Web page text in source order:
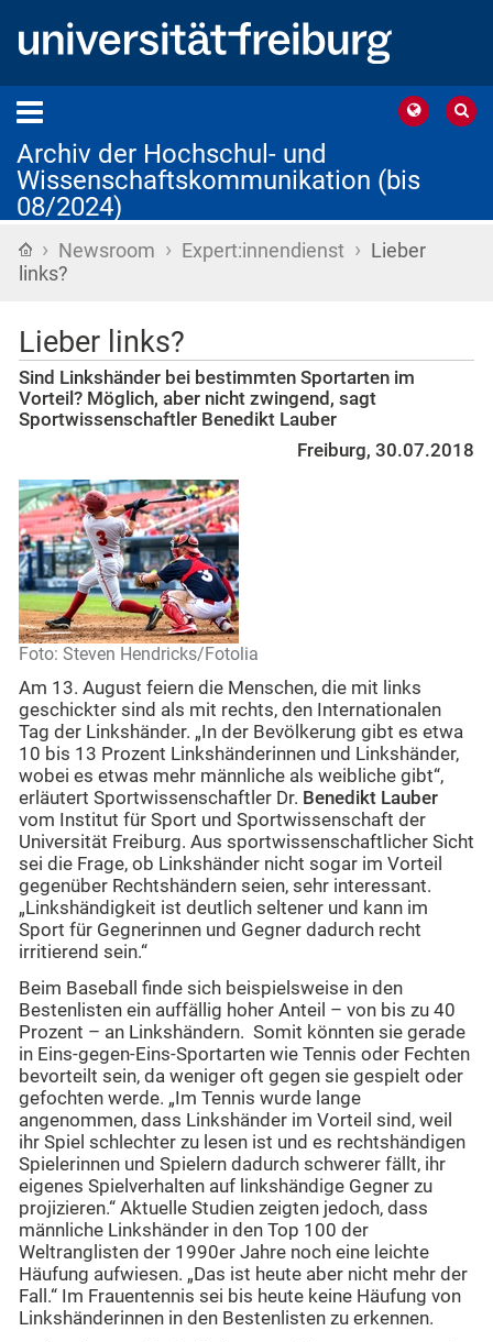
Archiv der Hochschul- und
Wissenschaftskommunikation (bis
08/2024)
Startseite
› Newsroom › Expert:innendienst › Lieber
links?
Lieber links?
Sind Linkshänder bei bestimmten Sportarten im
Vorteil? Möglich, aber nicht zwingend, sagt
Sportwissenschaftler Benedikt Lauber
Freiburg, 30.07.2018
Foto: Steven Hendricks/Fotolia
Am 13. August feiern die Menschen, die mit links
geschickter sind als mit rechts, den Internationalen
Tag der Linkshänder. „In der Bevölkerung gibt es etwa
10 bis 13 Prozent Linkshänderinnen und Linkshänder,
wobei es etwas mehr männliche als weibliche gibt“,
erläutert Sportwissenschaftler Dr. Benedikt Lauber
vom Institut für Sport und Sportwissenschaft der
Universität Freiburg. Aus sportwissenschaftlicher Sicht
sei die Frage, ob Linkshänder nicht sogar im Vorteil
gegenüber Rechtshändern seien, sehr interessant.
„Linkshändigkeit ist deutlich seltener und kann im
Sport für Gegnerinnen und Gegner dadurch recht
irritierend sein.“
Beim Baseball finde sich beispielsweise in den
Bestenlisten ein auffällig hoher Anteil – von bis zu 40
Prozent – an Linkshändern. Somit könnten sie gerade
in Eins-gegen-Eins-Sportarten wie Tennis oder Fechten
bevorteilt sein, da weniger oft gegen sie gespielt oder
gefochten werde. „Im Tennis wurde lange
angenommen, dass Linkshänder im Vorteil sind, weil
ihr Spiel schlechter zu lesen ist und es rechtshändigen
Spielerinnen und Spielern dadurch schwerer fällt, ihr
eigenes Spielverhalten auf linkshändige Gegner zu
projizieren.“ Aktuelle Studien zeigten jedoch, dass
männliche Linkshänder in den Top 100 der
Weltranglisten der 1990er Jahre noch eine leichte
Häufung aufwiesen. „Das ist heute aber nicht mehr der
Fall.“ Im Frauentennis sei bis heute keine Häufung von
Linkshänderinnen in den Bestenlisten zu erkennen.